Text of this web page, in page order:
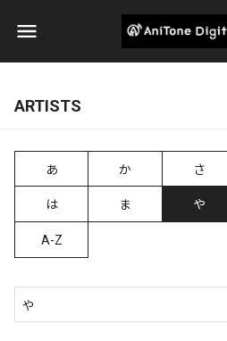
ARTISTS
あ か さ
は ま や
A-Z